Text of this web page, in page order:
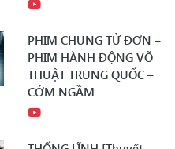
PHIM CHUNG TỬ ĐƠN –
PHIM HÀNH ĐỘNG VÕ
THUẬT TRUNG QUỐC –
CỚM NGẦM